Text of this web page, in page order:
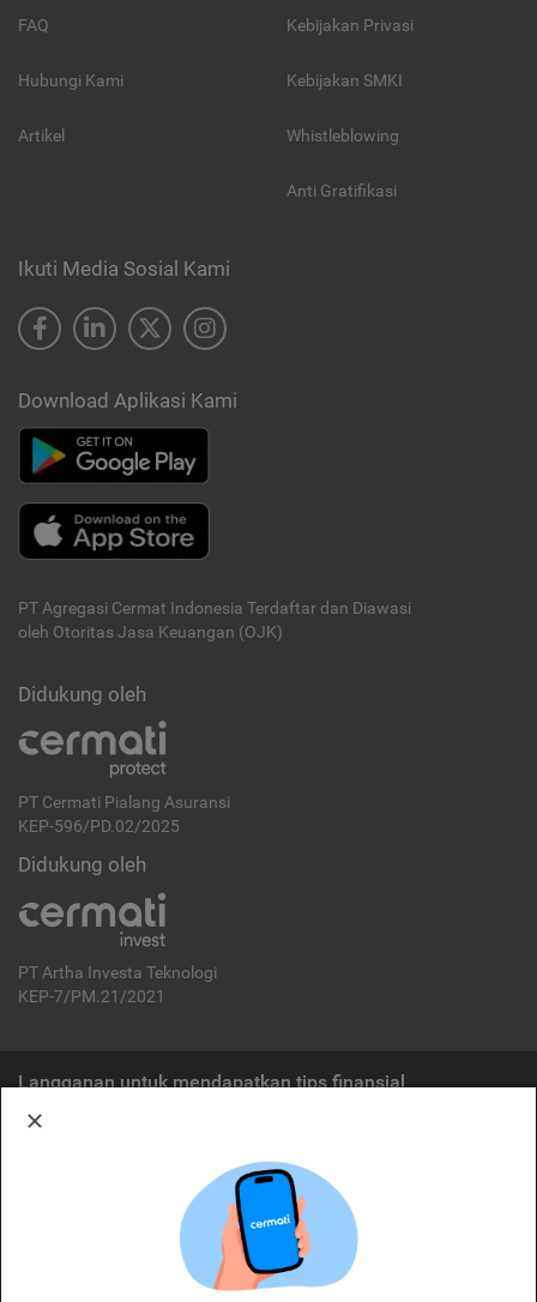
FAQ
Hubungi Kami
Artikel
Kebijakan Privasi
Kebijakan SMKI
Whistleblowing
Anti Gratifikasi
Ikuti Media Sosial Kami
Download Aplikasi Kami
PT Agregasi Cermat Indonesia Terdaftar dan Diawasi
oleh Otoritas Jasa Keuangan (OJK)
Didukung oleh
PT Cermati Pialang Asuransi
KEP-596/PD.02/2025
Didukung oleh
PT Artha Investa Teknologi
KEP-7/PM.21/2021
Langganan untuk mendapatkan tips finansial
Cermati merupakan penyelenggara agregasi jasa keuangan yang terdaftar di
OJK. Oleh karena itu, produk dan/atau layanan jasa keuangan yang
ditawarkan bukan merupakan produk dan/atau layanan jasa keuangan yang
diterbitkan oleh Cermati dan Cermati tidak bertanggung jawab atas tuntutan